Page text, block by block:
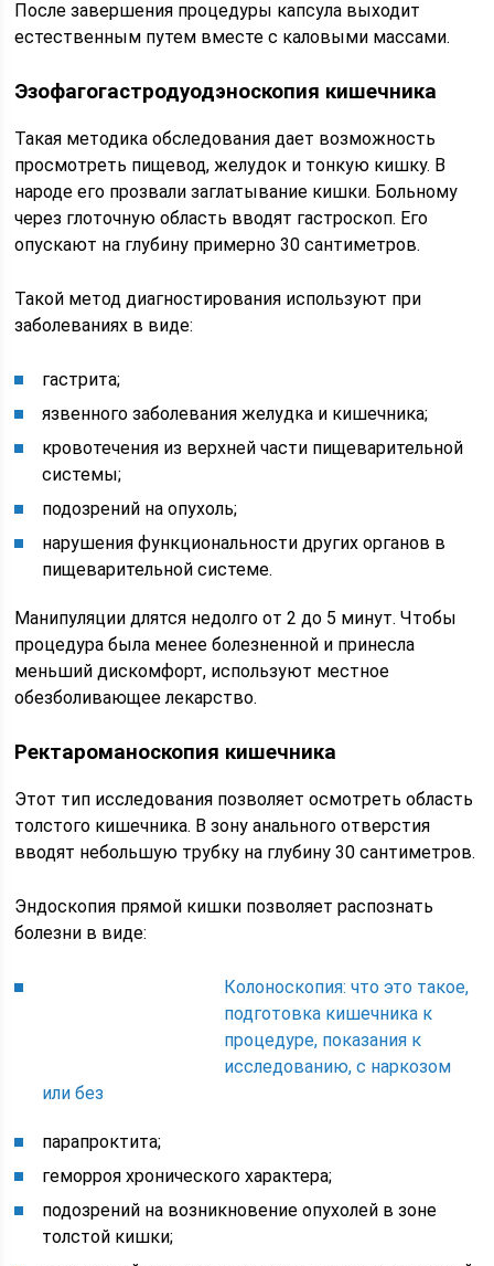
После завершения процедуры капсула выходит
естественным путем вместе с каловыми массами.
Эзофагогастродуодэноскопия кишечника
Такая методика обследования дает возможность
просмотреть пищевод, желудок и тонкую кишку. В
народе его прозвали заглатывание кишки. Больному
через глоточную область вводят гастроскоп. Его
опускают на глубину примерно 30 сантиметров.
Такой метод диагностирования используют при
заболеваниях в виде:
гастрита;
язвенного заболевания желудка и кишечника;
кровотечения из верхней части пищеварительной
системы;
подозрений на опухоль;
нарушения функциональности других органов в
пищеварительной системе.
Манипуляции длятся недолго от 2 до 5 минут. Чтобы
процедура была менее болезненной и принесла
меньший дискомфорт, используют местное
обезболивающее лекарство.
Ректароманоскопия кишечника
Этот тип исследования позволяет осмотреть область
толстого кишечника. В зону анального отверстия
вводят небольшую трубку на глубину 30 сантиметров.
Эндоскопия прямой кишки позволяет распознать
болезни в виде:
Колоноскопия: что это такое,
подготовка кишечника к
процедуре, показания к
исследованию, с наркозом
или без
парапроктита;
геморроя хронического характера;
подозрений на возникновение опухолей в зоне
толстой кишки;